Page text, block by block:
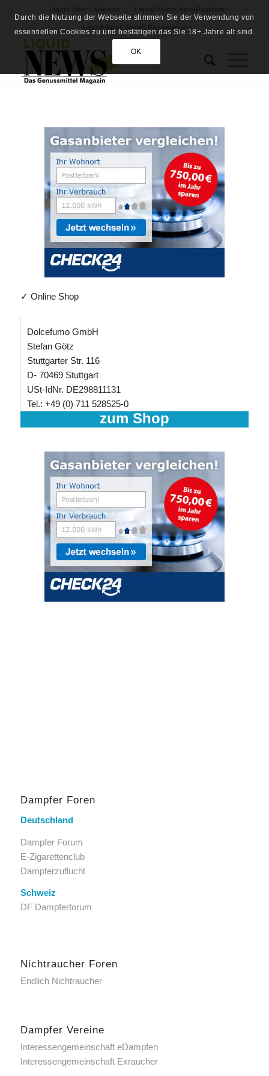
✓ Online Shop
Dolcefumo GmbH
Stefan Götz
Stuttgarter Str. 116
D- 70469 Stuttgart
USt-IdNr. DE298811131
Tel.: +49 (0) 711 528525-0
zum Shop
Dampfer Foren
Deutschland
Dampfer Forum
E-Zigarettenclub
Dampferzuflucht
Schweiz
DF Dampferforum
Nichtraucher Foren
Endlich Nichtraucher
Dampfer Vereine
Interessengemeinschaft eDampfen
Interessengemeinschaft Exraucher
Durch die Nutzung der Webseite stimmen Sie der Verwendung von
essentiellen Cookies zu und bestätigen das Sie 18+ Jahre alt sind.
OK